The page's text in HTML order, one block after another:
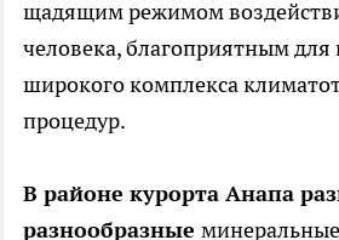
щадящим режимом
человека, благоприятным для
широкого комплекса
процедур.
В районе курорта Анапа
разнообразные